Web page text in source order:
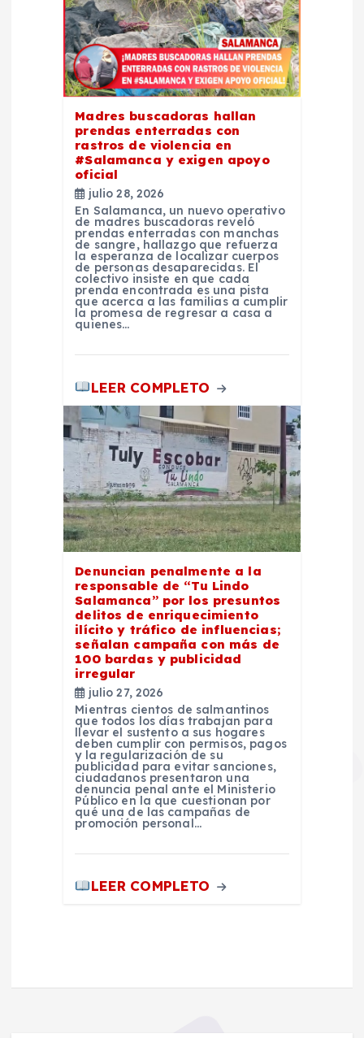
Madres buscadoras hallan
prendas enterradas con
rastros de violencia en
#Salamanca y exigen apoyo
oficial
julio 28, 2026
En Salamanca, un nuevo operativo
de madres buscadoras reveló
prendas enterradas con manchas
de sangre, hallazgo que refuerza
la esperanza de localizar cuerpos
de personas desaparecidas. El
colectivo insiste en que cada
prenda encontrada es una pista
que acerca a las familias a cumplir
la promesa de regresar a casa a
quienes…
LEER COMPLETO
Denuncian penalmente a la
responsable de “Tu Lindo
Salamanca” por los presuntos
delitos de enriquecimiento
ilícito y tráfico de influencias;
señalan campaña con más de
100 bardas y publicidad
irregular
julio 27, 2026
Mientras cientos de salmantinos
que todos los días trabajan para
llevar el sustento a sus hogares
deben cumplir con permisos, pagos
y la regularización de su
publicidad para evitar sanciones,
ciudadanos presentaron una
denuncia penal ante el Ministerio
Público en la que cuestionan por
qué una de las campañas de
promoción personal…
LEER COMPLETO